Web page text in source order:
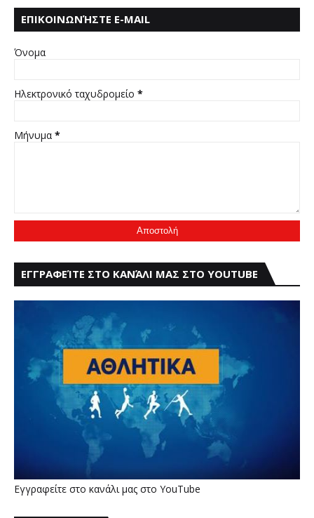
ΕΠΙΚΟΙΝΩΝΉΣΤΕ E-MAIL
Όνομα
Ηλεκτρονικό ταχυδρομείο *
Μήνυμα *
ΕΓΓΡΑΦΕΊΤΕ ΣΤΟ ΚΑΝΆΛΙ ΜΑΣ ΣΤΟ YOUTUBE
Εγγραφείτε στο κανάλι μας στο YouTube